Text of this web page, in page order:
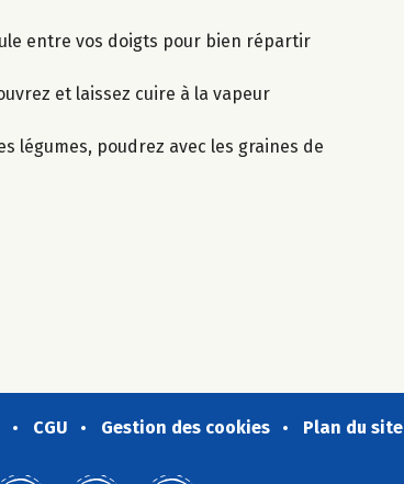
entre vos doigts pour bien répartir
et laissez cuire à la vapeur
légumes, poudrez avec les graines de
CGU Gestion des cookies Plan du site